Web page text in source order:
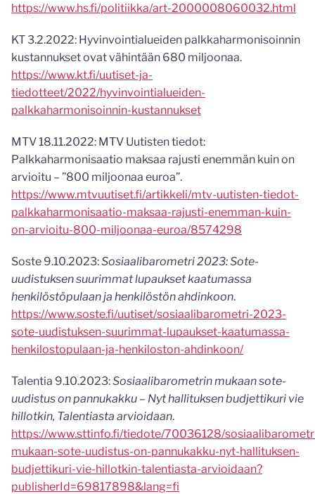
https://www.hs.fi/politiikka/art-2000008060032.html
KT 3.2.2022: Hyvinvointialueiden palkkaharmonisoinnin
kustannukset ovat vähintään 680 miljoonaa.
https://www.kt.fi/uutiset-ja-
tiedotteet/2022/hyvinvointialueiden-
palkkaharmonisoinnin-kustannukset
MTV 18.11.2022: MTV Uutisten tiedot:
Palkkaharmonisaatio maksaa rajusti enemmän kuin on
arvioitu – ”800 miljoonaa euroa”.
https://www.mtvuutiset.fi/artikkeli/mtv-uutisten-tiedot-
palkkaharmonisaatio-maksaa-rajusti-enemman-kuin-
on-arvioitu-800-miljoonaa-euroa/8574298
Soste 9.10.2023:Sosiaalibarometri 2023: Sote-
uudistuksen suurimmat lupaukset kaatumassa
henkilöstöpulaan ja henkilöstön ahdinkoon.
https://www.soste.fi/uutiset/sosiaalibarometri-2023-
sote-uudistuksen-suurimmat-lupaukset-kaatumassa-
henkilostopulaan-ja-henkiloston-ahdinkoon/
Talentia 9.10.2023:Sosiaalibarometrin mukaan sote-
uudistus on pannukakku – Nyt hallituksen budjettikuri vie
hillotkin, Talentiasta arvioidaan.
https://www.sttinfo.fi/tiedote/70036128/
mukaan-sote-uudistus-on-pannukakku-nyt-hallituksen-
budjettikuri-vie-hillotkin-talentiasta-arvioidaan?
publisherId=69817898&lang=fi